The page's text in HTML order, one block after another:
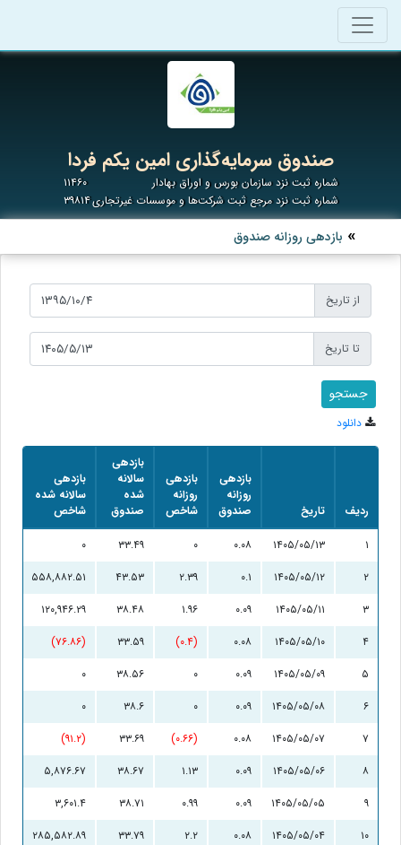
صندوق سرمایه‌گذاری امین یکم فردا
شماره ثبت نزد سازمان بورس و اوراق بهادار
۱۱۴۶۰
شماره ثبت نزد مرجع ثبت شرکت‌ها و موسسات غیرتجاری۳۹۸۱۴
بازدهی روزانه صندوق
از تاریخ
تا تاریخ
دانلود
ردیف تاریخ
بازدهی
روزانه
صندوق
بازدهی
روزانه
شاخص
بازدهی
سالانه
شده
صندوق
بازدهی
سالانه شده
شاخص
۱
۱۴۰۵/۰۵/۱۳ ۰.۰۸ ۰ ۳۳.۴۹
۰
۲
۱۴۰۵/۰۵/۱۲ ۰.۱ ۲.۳۹ ۴۳.۵۳
۵۵۸,۸۸۲.۵۱
۳
۱۴۰۵/۰۵/۱۱ ۰.۰۹ ۱.۹۶ ۳۸.۴۸
۱۲۰,۹۴۶.۲۹
۴
۱۴۰۵/۰۵/۱۰ ۰.۰۸ (۰.۴) ۳۳.۵۹
(۷۶.۸۶)
۵
۱۴۰۵/۰۵/۰۹ ۰.۰۹ ۰ ۳۸.۵۶
۰
۶
۱۴۰۵/۰۵/۰۸ ۰.۰۹ ۰ ۳۸.۶
۰
۷
۱۴۰۵/۰۵/۰۷ ۰.۰۸ (۰.۶۶) ۳۳.۶۹
(۹۱.۲)
۸
۱۴۰۵/۰۵/۰۶ ۰.۰۹ ۱.۱۳ ۳۸.۶۷
۵,۸۷۶.۶۷
۹
۱۴۰۵/۰۵/۰۵ ۰.۰۹ ۰.۹۹ ۳۸.۷۱
۳,۶۰۱.۴
۱۰
۱۴۰۵/۰۵/۰۴ ۰.۰۸ ۲.۲ ۳۳.۷۹
۲۸۵,۵۸۲.۸۹